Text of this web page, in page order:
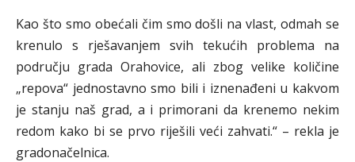
Kao što smo obećali čim smo došli na vlast, odmah se
krenulo s rješavanjem svih tekućih problema na
području grada Orahovice, ali zbog velike količine
„repova“ jednostavno smo bili i iznenađeni u kakvom
je stanju naš grad, a i primorani da krenemo nekim
redom kako bi se prvo riješili veći zahvati.“ – rekla je
gradonačelnica.